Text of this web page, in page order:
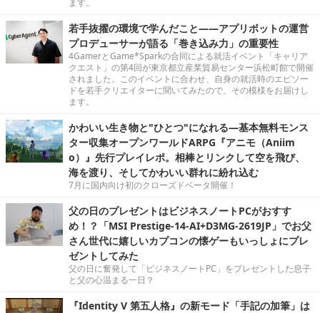
ます。
若手抜擢の環境で学んだこと――アプリボットの運営
プロデューサーが語る「巻き込み力」の重要性
4GamerとGame*Sparkの合同による就活イベント「キャリア
クエスト」の第4回が東京都立産業貿易センター浜松町館で開催
されました。このイベントに合わせ、自身の就活時のエピソー
ドを若手クリエイターに聞いてみたので、その模様をお届けし
ます。
かわいい生き物と"ひとつ"になれる―基本無料モンス
ター収集オープンワールドARPG『アニモ（Aniim
o）』先行プレイレポ。相棒とリンクして空を飛び、
海を渡り、そしてかわいい群れに紛れ込む
7月に国内向け初のクローズドベータ開催！
父の日のプレゼントはビジネスノートPCがおすす
め！？「MSI Prestige-14-AI+D3MG-2619JP」でお父
さん世代に嬉しいカプコンの懐ゲーもいっしょにプレ
ゼントしてみた
父の日に奮発して「ビジネスノートPC」をプレゼントした息子
と父の心温まる一日？
『Identity V 第五人格』の新モード「手記の加筆」は